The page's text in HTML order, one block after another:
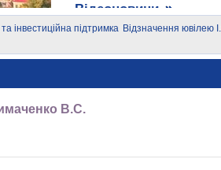
Відеоновини
інвестиційна підтримка Відзначення ювілею
В.С.